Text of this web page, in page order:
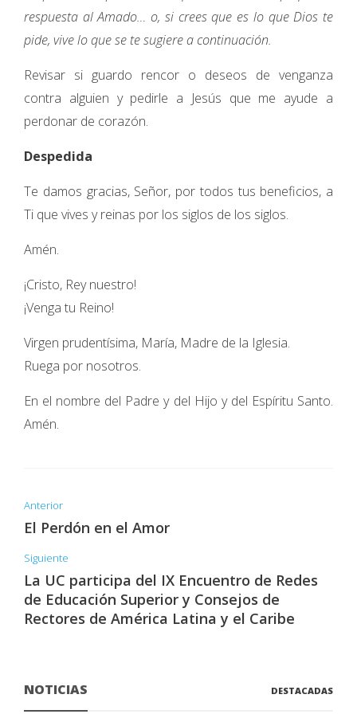
respuesta al Amado… o, si crees que es lo que Dios te
pide, vive lo que se te sugiere a continuación.
Revisar si guardo rencor o deseos de venganza
contra alguien y pedirle a Jesús que me ayude a
perdonar de corazón.
Despedida
Te damos gracias, Señor, por todos tus beneficios, a
Ti que vives y reinas por los siglos de los siglos.
Amén.
¡Cristo, Rey nuestro!
¡Venga tu Reino!
Virgen prudentísima, María, Madre de la Iglesia.
Ruega por nosotros.
En el nombre del Padre y del Hijo y del Espíritu Santo.
Amén.
Anterior
El Perdón en el Amor
Siguiente
La UC participa del IX Encuentro de Redes
de Educación Superior y Consejos de
Rectores de América Latina y el Caribe
NOTICIAS DESTACADAS